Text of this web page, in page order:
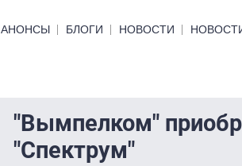
Primary links bottom
АНОНСЫ БЛОГИ НОВОСТИ
"Вымпелком"
"Спектрум"